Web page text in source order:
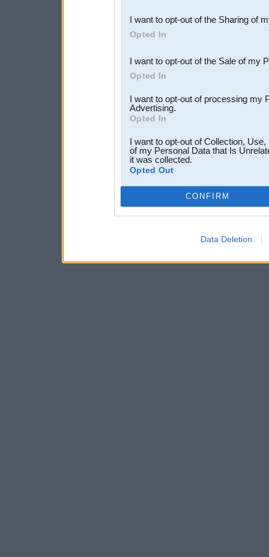
Downstream Participants
third parties.
I want to opt-out of the Sharing of
Opted In
I want to opt-out of the Sale of my
Opted In
I want to opt-out of processing my
Advertising.
Opted In
I want to opt-out of Collection,
of my Personal Data that Is
it was collected.
Opted Out
CONFIRM
Data Deletion